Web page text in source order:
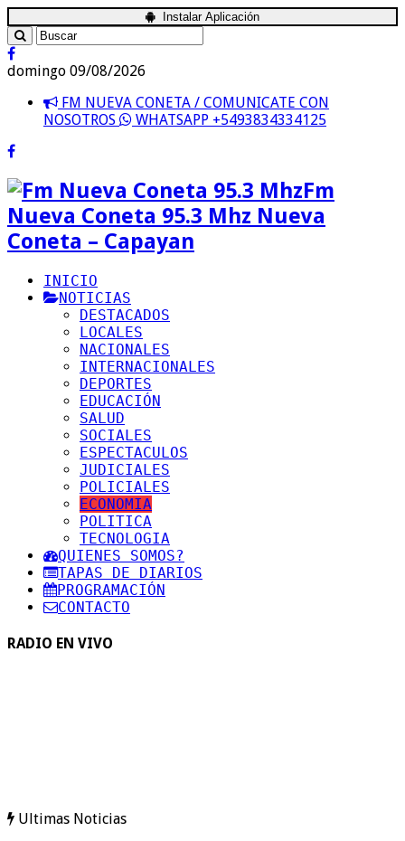
Instalar Aplicación
domingo 09/08/2026
FM NUEVA CONETA / COMUNICATE CON
NOSOTROS
WHATSAPP +5493834334125
Fm
Nueva Coneta 95.3 Mhz Nueva
Coneta – Capayan
INICIO
NOTICIAS
DESTACADOS
LOCALES
NACIONALES
INTERNACIONALES
DEPORTES
EDUCACIÓN
SALUD
SOCIALES
ESPECTACULOS
JUDICIALES
POLICIALES
ECONOMIA
POLITICA
TECNOLOGIA
QUIENES SOMOS?
TAPAS DE DIARIOS
PROGRAMACIÓN
CONTACTO
RADIO EN VIVO
Ultimas Noticias